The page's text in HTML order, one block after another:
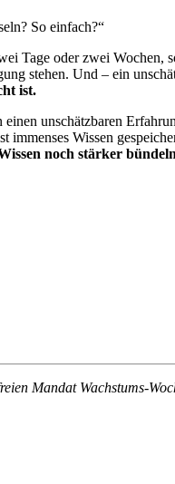
So einfach?“
Tage oder zwei Wochen,
stehen. Und – ein
ist.
unschätzbaren
Wissen
noch stärker bündeln
Mandat Wachstums-